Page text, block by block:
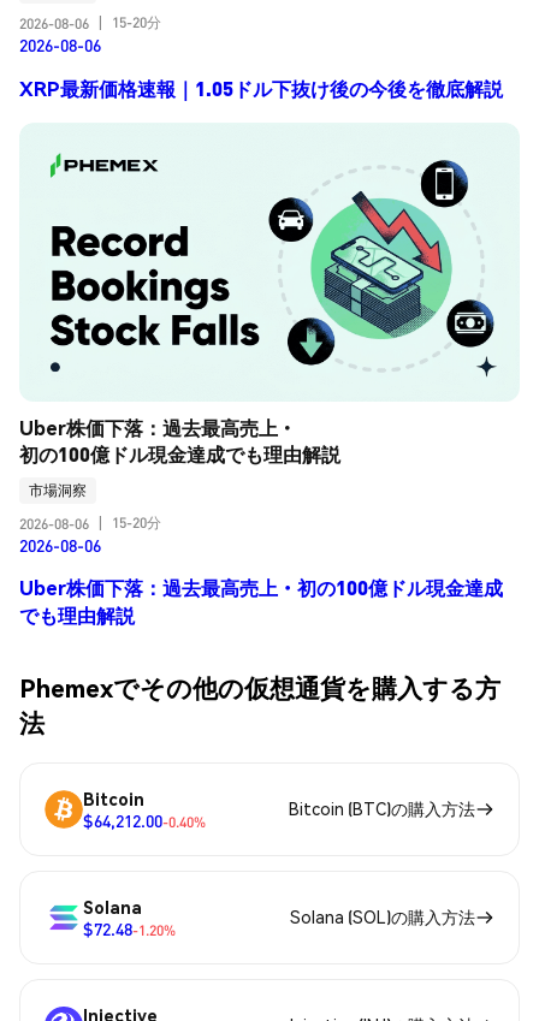
2026-08-06
15-20分
2026-08-06
XRP最新価格速報｜1.05ドル下抜け後の今後を徹底解説
Uber株価下落：過去最高売上・
初の100億ドル現金達成でも理由解説
市場洞察
2026-08-06
15-20分
2026-08-06
Uber株価下落：過去最高売上・初の100億ドル現金達成
でも理由解説
Phemexでその他の仮想通貨を購入する方
法
Bitcoin
$64,212.00-0.40%
Bitcoin (BTC)の購入方法
Solana
$72.48-1.20%
Solana (SOL)の購入方法
Injective